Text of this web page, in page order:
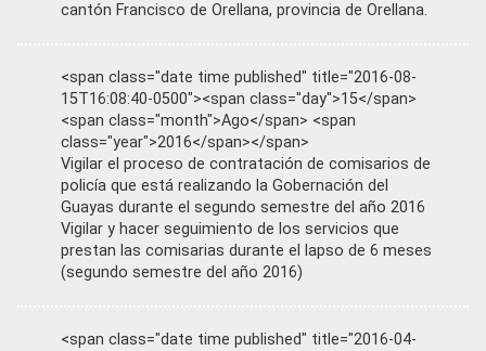
cantón Francisco de Orellana, provincia de Orellana.
<span class="date time published" title="2016-08-
15T16:08:40-0500"><span class="day">15</span>
<span class="month">Ago</span> <span
class="year">2016</span></span>
Vigilar el proceso de contratación de comisarios de
policía que está realizando la Gobernación del
Guayas durante el segundo semestre del año 2016
Vigilar y hacer seguimiento de los servicios que
prestan las comisarias durante el lapso de 6 meses
(segundo semestre del año 2016)
<span class="date time published" title="2016-04-